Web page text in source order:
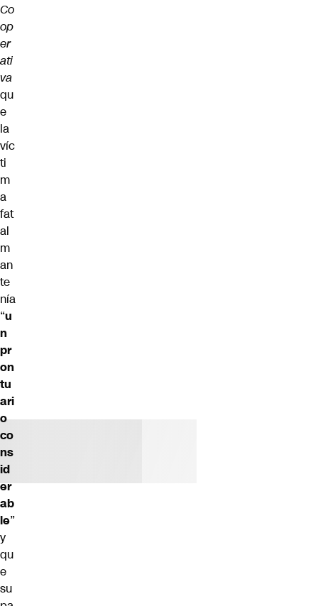
Co
op
er
ati
va
qu
e
la
víc
ti
m
a
fat
al
m
an
te
nía
“u
n
pr
on
tu
ari
o
co
ns
id
er
ab
le”
y
qu
e
su